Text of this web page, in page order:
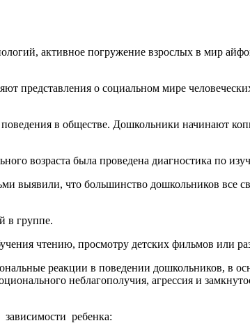
активное погружение взрослых в мир
представления о социальном мире
в обществе. Дошкольники начинают
возраста была проведена диагностика по
выявили, что большинство дошкольников все
в группе.
чтению, просмотру детских фильмов или
реакции в поведении дошкольников, в
неблагополучия, агрессия и
ребенка: